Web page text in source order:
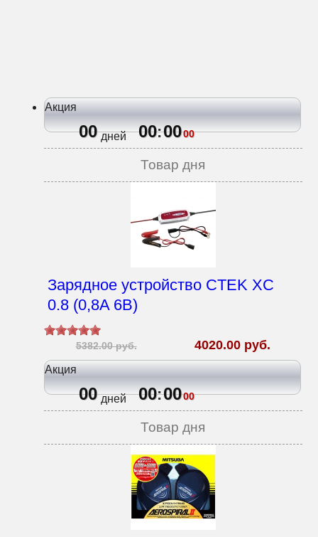
Акция
00 дней 00:0000
Товар дня
Зарядное устройство CTEK XC
0.8 (0,8A 6В)
5382.00 руб. 4020.00 руб.
Акция
00 дней 00:0000
Товар дня